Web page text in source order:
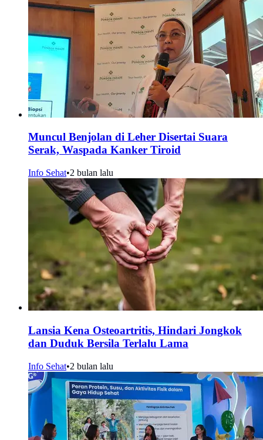
Muncul Benjolan di Leher Disertai Suara
Serak, Waspada Kanker Tiroid
Info Sehat•2 bulan lalu
Lansia Kena Osteoartritis, Hindari Jongkok
dan Duduk Bersila Terlalu Lama
Info Sehat•2 bulan lalu